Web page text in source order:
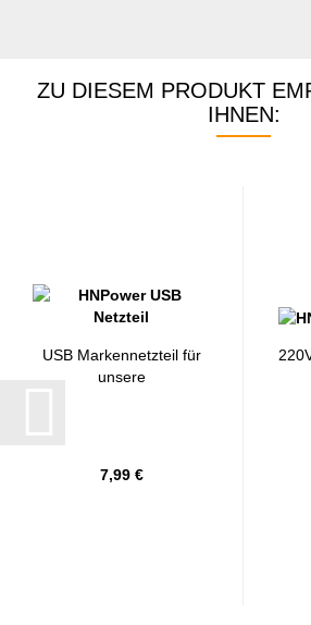
ZU DIESEM PRODUKT
IHNEN:
USB Markennetzteil für
unsere
7,99 €